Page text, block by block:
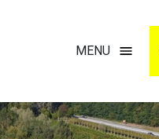
MENU